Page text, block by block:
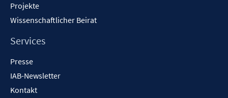
Projekte
Wissenschaftlicher Beirat
Services
Presse
IAB-Newsletter
Kontakt